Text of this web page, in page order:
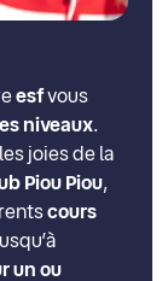
esfvous
niveaux.
joies de la
Piou Piou,
cours
un ou